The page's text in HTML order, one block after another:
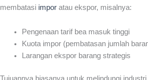
membatasi impor atau ekspor, misalnya:
Pengenaan tarif bea masuk tinggi
Kuota impor (pembatasan jumlah
Larangan ekspor barang strategis